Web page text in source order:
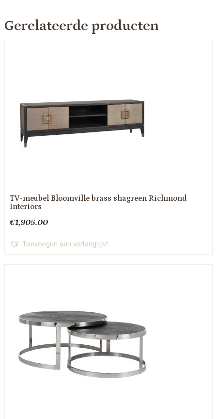
Gerelateerde producten
TV-meubel Bloomville brass shagreen Richmond
Interiors
€1,905.00
Toevoegen aan verlanglijst